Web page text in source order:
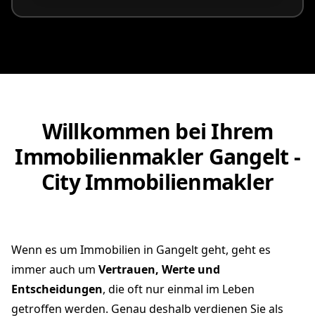
Willkommen bei Ihrem
Immobilienmakler Gangelt -
City Immobilienmakler
Wenn es um Immobilien in Gangelt geht, geht es
immer auch um Vertrauen, Werte und
Entscheidungen, die oft nur einmal im Leben
getroffen werden. Genau deshalb verdienen Sie als